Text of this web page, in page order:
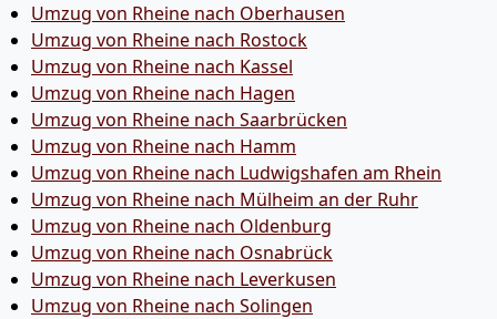
Umzug von Rheine nach Oberhausen
Umzug von Rheine nach Rostock
Umzug von Rheine nach Kassel
Umzug von Rheine nach Hagen
Umzug von Rheine nach Saarbrücken
Umzug von Rheine nach Hamm
Umzug von Rheine nach Ludwigshafen am Rhein
Umzug von Rheine nach Mülheim an der Ruhr
Umzug von Rheine nach Oldenburg
Umzug von Rheine nach Osnabrück
Umzug von Rheine nach Leverkusen
Umzug von Rheine nach Solingen